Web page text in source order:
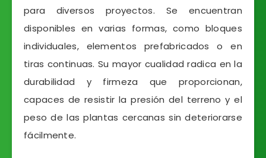
para diversos proyectos. Se encuentran
disponibles en varias formas, como bloques
individuales, elementos prefabricados o en
tiras continuas. Su mayor cualidad radica en la
durabilidad y firmeza que proporcionan,
capaces de resistir la presión del terreno y el
peso de las plantas cercanas sin deteriorarse
fácilmente.